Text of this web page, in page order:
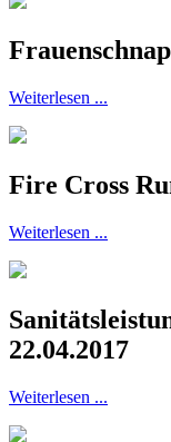
Weiterlesen ...
Fire Cross
Weiterlesen ...
22.04.2017
Weiterlesen ...